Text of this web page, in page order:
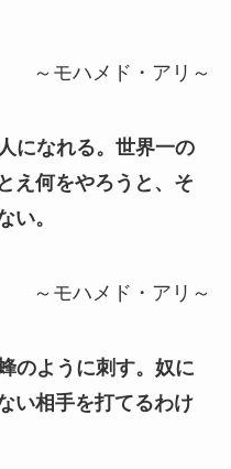
～モハメド・アリ～
になれる。世界一の
え何をやろうと、そ
い。
～モハメド・アリ～
のように刺す。奴に
い相手を打てるわけ